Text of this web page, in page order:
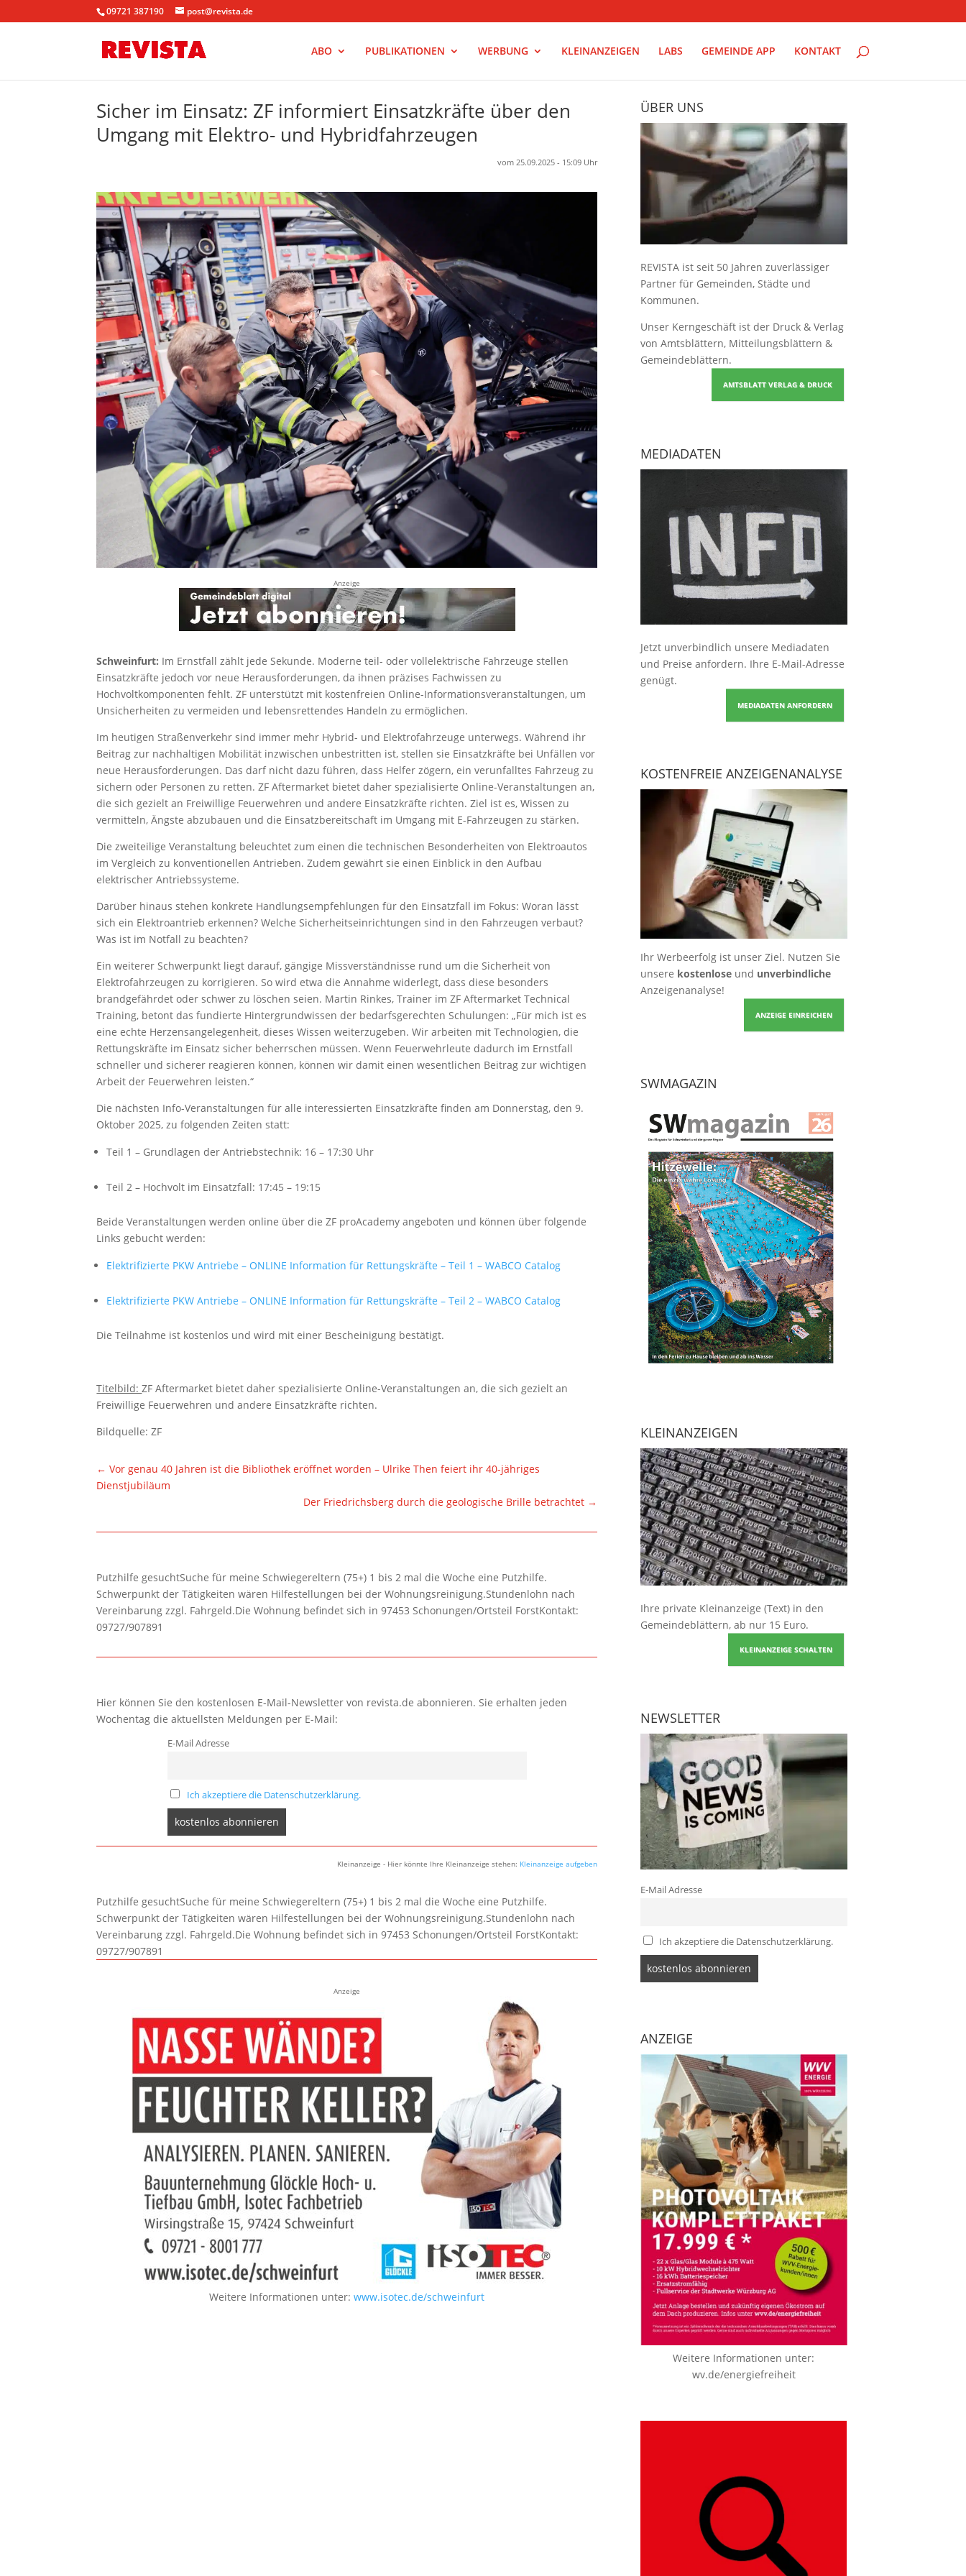
09721 387190 post@revista.de
ABO PUBLIKATIONEN WERBUNG KLEINANZEIGEN LABS GEMEINDE APP KONTAKT
Sicher im Einsatz: ZF informiert Einsatzkräfte über den
Umgang mit Elektro- und Hybridfahrzeugen
vom 25.09.2025 - 15:09 Uhr
Anzeige
Schweinfurt: Im Ernstfall zählt jede Sekunde. Moderne teil- oder vollelektrische Fahrzeuge stellen
Einsatzkräfte jedoch vor neue Herausforderungen, da ihnen präzises Fachwissen zu
Hochvoltkomponenten fehlt. ZF unterstützt mit kostenfreien Online-Informationsveranstaltungen, um
Unsicherheiten zu vermeiden und lebensrettendes Handeln zu ermöglichen.
Im heutigen Straßenverkehr sind immer mehr Hybrid- und Elektrofahrzeuge unterwegs. Während ihr
Beitrag zur nachhaltigen Mobilität inzwischen unbestritten ist, stellen sie Einsatzkräfte bei Unfällen vor
neue Herausforderungen. Das darf nicht dazu führen, dass Helfer zögern, ein verunfalltes Fahrzeug zu
sichern oder Personen zu retten. ZF Aftermarket bietet daher spezialisierte Online-Veranstaltungen an,
die sich gezielt an Freiwillige Feuerwehren und andere Einsatzkräfte richten. Ziel ist es, Wissen zu
vermitteln, Ängste abzubauen und die Einsatzbereitschaft im Umgang mit E-Fahrzeugen zu stärken.
Die zweiteilige Veranstaltung beleuchtet zum einen die technischen Besonderheiten von Elektroautos
im Vergleich zu konventionellen Antrieben. Zudem gewährt sie einen Einblick in den Aufbau
elektrischer Antriebssysteme.
Darüber hinaus stehen konkrete Handlungsempfehlungen für den Einsatzfall im Fokus: Woran lässt
sich ein Elektroantrieb erkennen? Welche Sicherheitseinrichtungen sind in den Fahrzeugen verbaut?
Was ist im Notfall zu beachten?
Ein weiterer Schwerpunkt liegt darauf, gängige Missverständnisse rund um die Sicherheit von
Elektrofahrzeugen zu korrigieren. So wird etwa die Annahme widerlegt, dass diese besonders
brandgefährdet oder schwer zu löschen seien. Martin Rinkes, Trainer im ZF Aftermarket Technical
Training, betont das fundierte Hintergrundwissen der bedarfsgerechten Schulungen: „Für mich ist es
eine echte Herzensangelegenheit, dieses Wissen weiterzugeben. Wir arbeiten mit Technologien, die
Rettungskräfte im Einsatz sicher beherrschen müssen. Wenn Feuerwehrleute dadurch im Ernstfall
schneller und sicherer reagieren können, können wir damit einen wesentlichen Beitrag zur wichtigen
Arbeit der Feuerwehren leisten.“
Die nächsten Info-Veranstaltungen für alle interessierten Einsatzkräfte finden am Donnerstag, den 9.
Oktober 2025, zu folgenden Zeiten statt:
Teil 1 – Grundlagen der Antriebstechnik: 16 – 17:30 Uhr
Teil 2 – Hochvolt im Einsatzfall: 17:45 – 19:15
Beide Veranstaltungen werden online über die ZF proAcademy angeboten und können über folgende
Links gebucht werden:
Elektrifizierte PKW Antriebe – ONLINE Information für Rettungskräfte – Teil 1 – WABCO Catalog
Elektrifizierte PKW Antriebe – ONLINE Information für Rettungskräfte – Teil 2 – WABCO Catalog
Die Teilnahme ist kostenlos und wird mit einer Bescheinigung bestätigt.
Titelbild:ZF Aftermarket bietet daher spezialisierte Online-Veranstaltungen an, die sich gezielt an
Freiwillige Feuerwehren und andere Einsatzkräfte richten.
Bildquelle: ZF
←Vor genau 40 Jahren ist die Bibliothek eröffnet worden – Ulrike Then feiert ihr 40-jähriges
Dienstjubiläum
Der Friedrichsberg durch die geologische Brille betrachtet →
Putzhilfe gesuchtSuche für meine Schwiegereltern (75+) 1 bis 2 mal die Woche eine Putzhilfe.
Schwerpunkt der Tätigkeiten wären Hilfestellungen bei der Wohnungsreinigung.Stundenlohn nach
Vereinbarung zzgl. Fahrgeld.Die Wohnung befindet sich in 97453 Schonungen/Ortsteil ForstKontakt:
09727/907891
Hier können Sie den kostenlosen E-Mail-Newsletter von revista.de abonnieren. Sie erhalten jeden
Wochentag die aktuellsten Meldungen per E-Mail:
E-Mail Adresse
Ich akzeptiere die Datenschutzerklärung.
Kleinanzeige - Hier könnte Ihre Kleinanzeige stehen: Kleinanzeige aufgeben
Putzhilfe gesuchtSuche für meine Schwiegereltern (75+) 1 bis 2 mal die Woche eine Putzhilfe.
Schwerpunkt der Tätigkeiten wären Hilfestellungen bei der Wohnungsreinigung.Stundenlohn nach
Vereinbarung zzgl. Fahrgeld.Die Wohnung befindet sich in 97453 Schonungen/Ortsteil ForstKontakt:
09727/907891
Anzeige
Weitere Informationen unter:www.isotec.de/schweinfurt
ÜBER UNS
REVISTA ist seit 50 Jahren zuverlässiger
Partner für Gemeinden, Städte und
Kommunen.
Unser Kerngeschäft ist der Druck & Verlag
von Amtsblättern, Mitteilungsblättern &
Gemeindeblättern.
AMTSBLATT VERLAG & DRUCK
MEDIADATEN
Jetzt unverbindlich unsere Mediadaten
und Preise anfordern. Ihre E-Mail-Adresse
genügt.
MEDIADATEN ANFORDERN
KOSTENFREIE ANZEIGENANALYSE
Ihr Werbeerfolg ist unser Ziel. Nutzen Sie
unsere kostenloseund unverbindliche
Anzeigenanalyse!
ANZEIGE EINREICHEN
SWMAGAZIN
KLEINANZEIGEN
Ihre private Kleinanzeige (Text) in den
Gemeindeblättern, ab nur 15 Euro.
KLEINANZEIGE SCHALTEN
NEWSLETTER
E-Mail Adresse
Ich akzeptiere die Datenschutzerklärung.
ANZEIGE
Weitere Informationen unter:
wv.de/energiefreiheit